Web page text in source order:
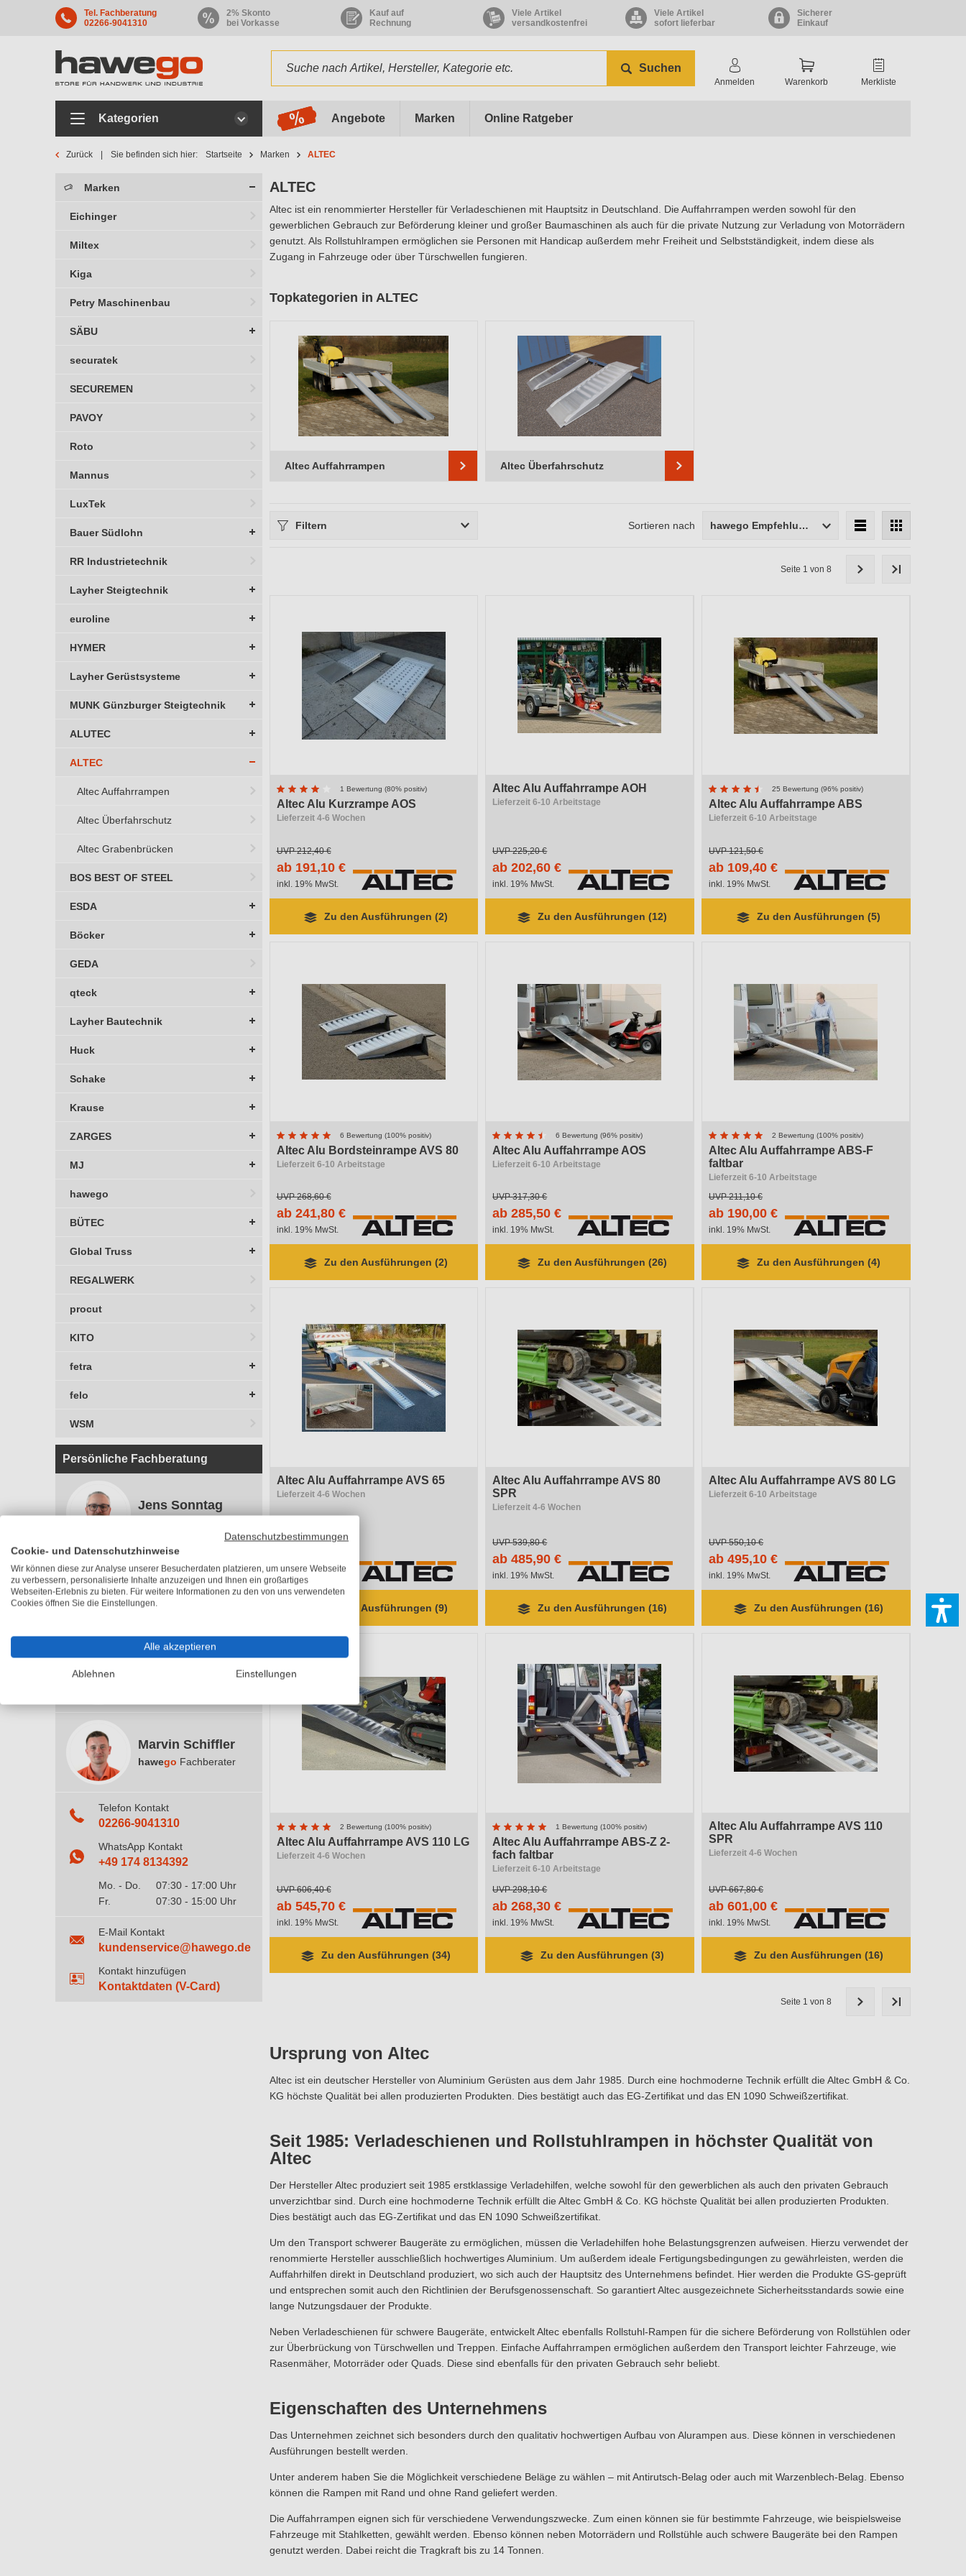
Tel. Fachberatung
02266-9041310
2% Skonto
bei Vorkasse
Kauf auf
Rechnung
Viele Artikel
versandkostenfrei
Viele Artikel
sofort lieferbar
Sicherer
Einkauf
Suchen
Anmelden Warenkorb Merkliste
Kategorien Angebote Marken Online Ratgeber
Zurück Sie befinden sich hier: Startseite Marken ALTEC
Marken
Eichinger
Miltex
Kiga
Petry Maschinenbau
SÄBU
securatek
SECUREMEN
PAVOY
Roto
Mannus
LuxTek
Bauer Südlohn
RR Industrietechnik
Layher Steigtechnik
euroline
HYMER
Layher Gerüstsysteme
MUNK Günzburger Steigtechnik
ALUTEC
ALTEC
Altec Auffahrrampen
Altec Überfahrschutz
Altec Grabenbrücken
BOS BEST OF STEEL
ESDA
Böcker
GEDA
qteck
Layher Bautechnik
Huck
Schake
Krause
ZARGES
MJ
hawego
BÜTEC
Global Truss
REGALWERK
procut
KITO
fetra
felo
WSM
Persönliche Fachberatung
Jens Sonntag
Ralf Becker
hawe
Marvin Schiffler
hawego Fachberater
Telefon Kontakt
02266-9041310
WhatsApp Kontakt
+49 174 8134392
Mo. - Do.
07:30 - 17:00 Uhr
Fr.
07:30 - 15:00 Uhr
E-Mail Kontakt
kundenservice@hawego.de
Kontakt hinzufügen
Kontaktdaten (V-Card)
ALTEC
Altec ist ein renommierter Hersteller für Verladeschienen mit Hauptsitz in Deutschland. Die Auffahrrampen werden sowohl für den
gewerblichen Gebrauch zur Beförderung kleiner und großer Baumaschinen als auch für die private Nutzung zur Verladung von Motorrädern
genutzt. Als Rollstuhlrampen ermöglichen sie Personen mit Handicap außerdem mehr Freiheit und Selbstständigkeit, indem diese als
Zugang in Fahrzeuge oder über Türschwellen fungieren.
Topkategorien in ALTEC
Altec Auffahrrampen Altec Überfahrschutz
Filtern Sortieren nach hawego Empfehlung
Verwendungszweck
Höhe Höhendifferenz Tragkraft
Seite 1 von 8
1 Bewertung (80% positiv)
Altec Alu Kurzrampe AOS
Lieferzeit 4-6 Wochen
UVP212,40 €
ab 191,10 €
inkl. 19% MwSt.
Zu den Ausführungen (2)
Altec Alu Auffahrrampe AOH
Lieferzeit 6-10 Arbeitstage
UVP225,20 €
ab 202,60 €
inkl. 19% MwSt.
Zu den Ausführungen (12)
25 Bewertung (96% positiv)
Altec Alu Auffahrrampe ABS
Lieferzeit 6-10 Arbeitstage
UVP121,50 €
ab 109,40 €
inkl. 19% MwSt.
Zu den Ausführungen (5)
6 Bewertung (100% positiv)
Altec Alu Bordsteinrampe AVS 80
Lieferzeit 6-10 Arbeitstage
UVP268,60 €
ab 241,80 €
inkl. 19% MwSt.
Zu den Ausführungen (2)
6 Bewertung (96% positiv)
Altec Alu Auffahrrampe AOS
Lieferzeit 6-10 Arbeitstage
UVP317,30 €
ab 285,50 €
inkl. 19% MwSt.
Zu den Ausführungen (26)
2 Bewertung (100% positiv)
Altec Alu Auffahrrampe ABS-F
faltbar
Lieferzeit 6-10 Arbeitstage
UVP211,10 €
ab 190,00 €
inkl. 19% MwSt.
Zu den Ausführungen (4)
Altec Alu Auffahrrampe AVS 65
Lieferzeit 4-6 Wochen
UVP529,60 €
inkl. 19% MwSt.
Zu den Ausführungen (9)
Altec Alu Auffahrrampe AVS 80
SPR
Lieferzeit 4-6 Wochen
UVP539,80 €
ab 485,90 €
inkl. 19% MwSt.
Zu den Ausführungen (16)
Altec Alu Auffahrrampe AVS 80 LG
Lieferzeit 6-10 Arbeitstage
UVP550,10 €
ab 495,10 €
inkl. 19% MwSt.
Zu den Ausführungen (16)
2 Bewertung (100% positiv)
Altec Alu Auffahrrampe AVS 110 LG
Lieferzeit 4-6 Wochen
UVP606,40 €
ab 545,70 €
inkl. 19% MwSt.
Zu den Ausführungen (34)
1 Bewertung (100% positiv)
Altec Alu Auffahrrampe ABS-Z 2-
fach faltbar
Lieferzeit 6-10 Arbeitstage
UVP298,10 €
ab 268,30 €
inkl. 19% MwSt.
Zu den Ausführungen (3)
Altec Alu Auffahrrampe AVS 110
SPR
Lieferzeit 4-6 Wochen
UVP667,80 €
ab 601,00 €
inkl. 19% MwSt.
Zu den Ausführungen (16)
Seite 1 von 8
Ursprung von Altec
Altec ist ein deutscher Hersteller von Aluminium Gerüsten aus dem Jahr 1985. Durch eine hochmoderne Technik erfüllt die Altec GmbH & Co.
KG höchste Qualität bei allen produzierten Produkten. Dies bestätigt auch das EG-Zertifikat und das EN 1090 Schweißzertifikat.
Seit 1985: Verladeschienen und Rollstuhlrampen in höchster Qualität von
Altec
Der Hersteller Altec produziert seit 1985 erstklassige Verladehilfen, welche sowohl für den gewerblichen als auch den privaten Gebrauch
unverzichtbar sind. Durch eine hochmoderne Technik erfüllt die Altec GmbH & Co. KG höchste Qualität bei allen produzierten Produkten.
Dies bestätigt auch das EG-Zertifikat und das EN 1090 Schweißzertifikat.
Um den Transport schwerer Baugeräte zu ermöglichen, müssen die Verladehilfen hohe Belastungsgrenzen aufweisen. Hierzu verwendet der
renommierte Hersteller ausschließlich hochwertiges Aluminium. Um außerdem ideale Fertigungsbedingungen zu gewährleisten, werden die
Auffahrhilfen direkt in Deutschland produziert, wo sich auch der Hauptsitz des Unternehmens befindet. Hier werden die Produkte GS-geprüft
und entsprechen somit auch den Richtlinien der Berufsgenossenschaft. So garantiert Altec ausgezeichnete Sicherheitsstandards sowie eine
lange Nutzungsdauer der Produkte.
Neben Verladeschienen für schwere Baugeräte, entwickelt Altec ebenfalls Rollstuhl-Rampen für die sichere Beförderung von Rollstühlen oder
zur Überbrückung von Türschwellen und Treppen. Einfache Auffahrrampen ermöglichen außerdem den Transport leichter Fahrzeuge, wie
Rasenmäher, Motorräder oder Quads. Diese sind ebenfalls für den privaten Gebrauch sehr beliebt.
Eigenschaften des Unternehmens
Das Unternehmen zeichnet sich besonders durch den qualitativ hochwertigen Aufbau von Alurampen aus. Diese können in verschiedenen
Ausführungen bestellt werden.
Unter anderem haben Sie die Möglichkeit verschiedene Beläge zu wählen – mit Antirutsch-Belag oder auch mit Warzenblech-Belag. Ebenso
können die Rampen mit Rand und ohne Rand geliefert werden.
Die Auffahrrampen eignen sich für verschiedene Verwendungszwecke. Zum einen können sie für bestimmte Fahrzeuge, wie beispielsweise
Fahrzeuge mit Stahlketten, gewählt werden. Ebenso können neben Motorrädern und Rollstühle auch schwere Baugeräte bei den Rampen
genutzt werden. Dabei reicht die Tragkraft bis zu 14 Tonnen.
Datenschutzbestimmungen
Cookie- und Datenschutzhinweise
Wir können diese zur Analyse unserer Besucherdaten platzieren, um unsere Webseite
zu verbessern, personalisierte Inhalte anzuzeigen und Ihnen ein großartiges
Webseiten-Erlebnis zu bieten. Für weitere Informationen zu den von uns verwendeten
Cookies öffnen Sie die Einstellungen.
Alle akzeptieren
Ablehnen Einstellungen